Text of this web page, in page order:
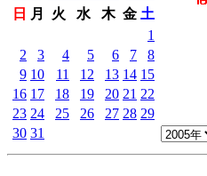
日
月 火 水 木 金 土
1
2
3 4 5 6 7
8
9 10 11 12 13 14 15
16 17 18 19 20 21 22
23 24 25 26 27 28 29
30 31